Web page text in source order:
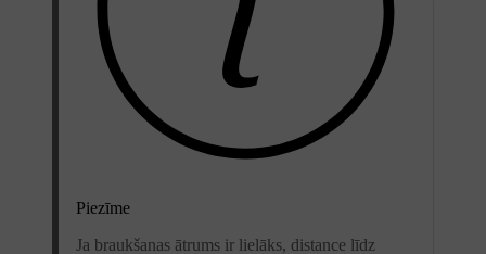
Piezīme
Ja braukšanas ātrums ir lielāks, distance līdz